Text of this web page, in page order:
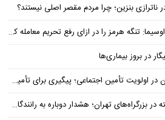
بنزین؛ چرا مردم مقصر اصلی نیستند؟
تنگه هرمز را در ازای رفع تحریم معامله کنیم
در بروز بیماری‌ها
تأمین اجتماعی؛ پیگیری برای تأمین منابع ادامه دارد